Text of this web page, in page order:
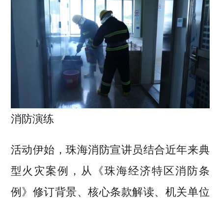
消防演练
活动伊始，珠海消防宣讲员结合近年来典
型火灾案例，从《珠海经济特区消防条
例》修订背景、核心条款解读、机关单位